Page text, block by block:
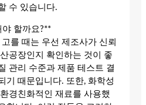
수 있습니다.
할까요?**
를 때는 우선 제조사가 신뢰
공장인지 확인하는 것이 좋
관리 수준과 제품 테스트 결
기 때문입니다. 또한, 화학성
경친화적인 재료를 사용했